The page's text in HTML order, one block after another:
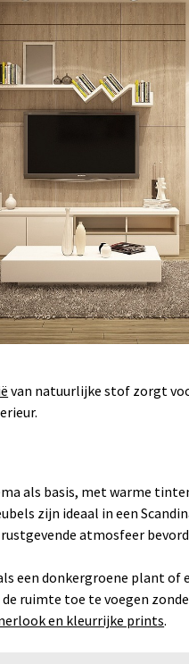
van natuurlijke stof zorgt
als basis, met warme
zijn ideaal in een
atmosfeer
een donkergroene plant of
ruimte toe te voegen
en kleurrijke prints.